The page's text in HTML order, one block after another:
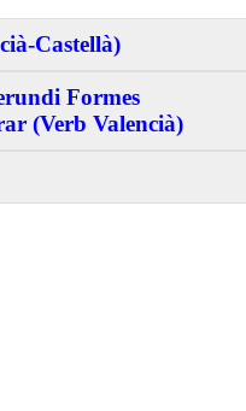
Castellà)
Formes
(Verb Valencià)